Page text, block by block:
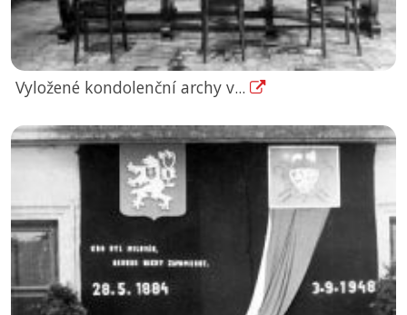
Vyložené kondolenční archy v...